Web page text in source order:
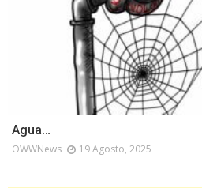
Agua…
OWWNews 19 Agosto, 2025